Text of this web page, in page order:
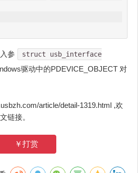
参
struct usb_interface
驱动中的PDEVICE_OBJECT 对
article/detail-1319.html ,欢
链接。
￥打赏